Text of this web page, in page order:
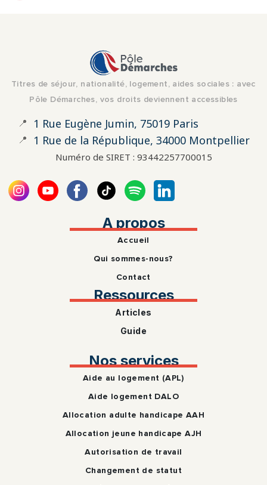
Titres de séjour, nationalité, logement, aides sociales : avec
Pôle Démarches, vos droits deviennent accessibles
📍 1 Rue Eugène Jumin, 75019 Paris
📍 1 Rue de la République, 34000 Montpellier
Numéro de SIRET : 93442257700015
A propos
Accueil
Qui sommes-nous?
Contact
Ressources
Articles
Guide
Nos services
Aide au logement (APL)
Aide logement DALO
Allocation adulte handicape AAH
Allocation jeune handicape AJH
Autorisation de travail
Changement de statut